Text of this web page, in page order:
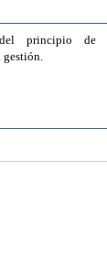
principio de
gestión.